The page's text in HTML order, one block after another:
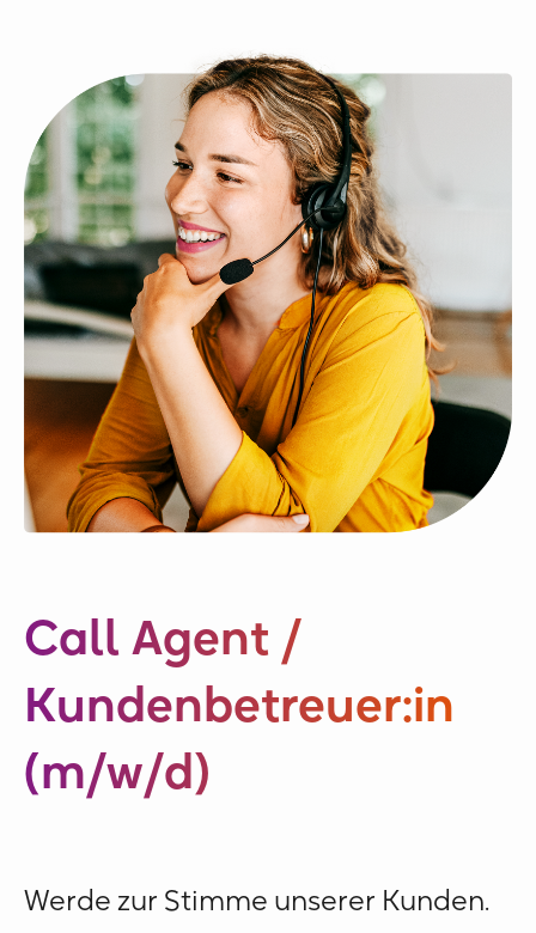
Call Agent /
Kundenbetreuer:in
(m/w/d)
Werde zur Stimme unserer Kunden.